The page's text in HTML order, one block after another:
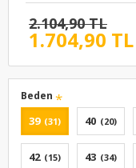
1.704,90 TL
2.104,90 TL
Beden
39 (31) 40 (20)
42 (15) 43 (34)